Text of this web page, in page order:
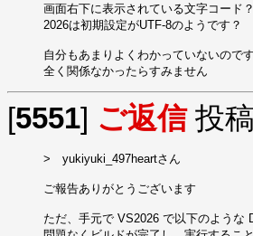
画面右下に表示されている文字コード
2026は初期設定がUTF-8のようです？
自分もあまりよくわかっていないので
全く関係なかったらすみません
[5551] ご返信投稿
>　yukiyuki_497heartさん
ご報告ありがとうございます
ただ、手元で VS2026 で以下のような